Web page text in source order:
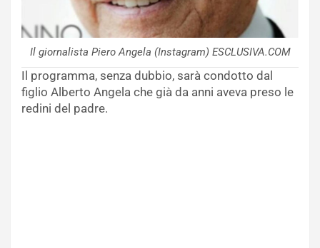
Il giornalista Piero Angela (Instagram) ESCLUSIVA.COM
Il programma, senza dubbio, sarà condotto dal
figlio Alberto Angela che già da anni aveva preso le
redini del padre.